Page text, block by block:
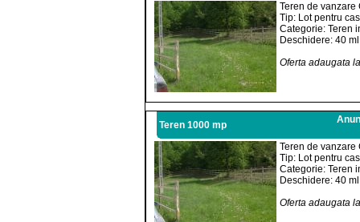
Teren de vanzare
Tip: Lot pentru
Categorie: Teren
Deschidere: 40 ml
Oferta adaugata
Teren 1000 mp
Teren de vanzare
Tip: Lot pentru
Categorie: Teren
Deschidere: 40 ml
Oferta adaugata